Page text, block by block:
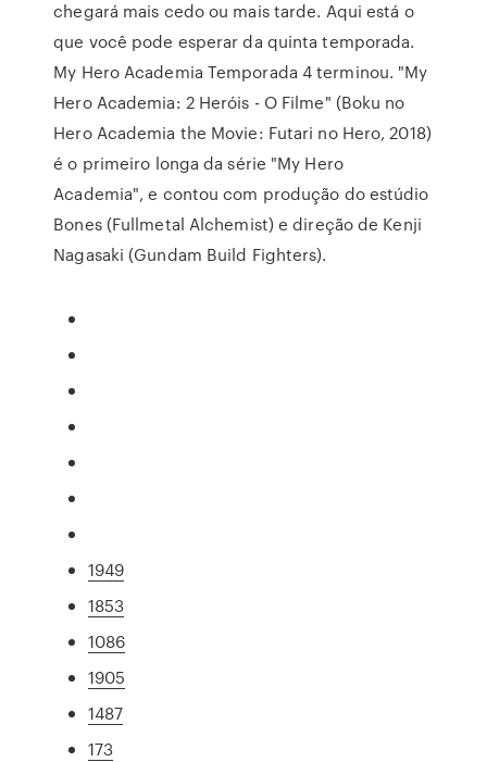
chegará mais cedo ou mais tarde. Aqui está o
que você pode esperar da quinta temporada.
My Hero Academia Temporada 4 terminou. "My
Hero Academia: 2 Heróis - O Filme" (Boku no
Hero Academia the Movie: Futari no Hero, 2018)
é o primeiro longa da série "My Hero
Academia", e contou com produção do estúdio
Bones (Fullmetal Alchemist) e direção de Kenji
Nagasaki (Gundam Build Fighters).
1949
1853
1086
1905
1487
173